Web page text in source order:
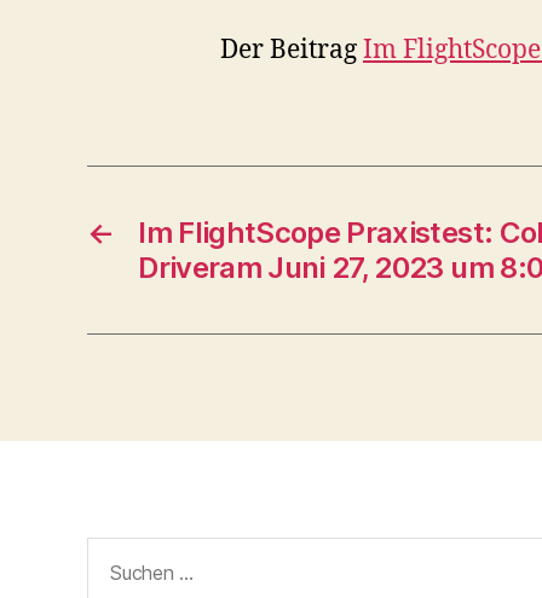
Der BeitragIm
←
Im FlightScope Praxistest:
Driveram Juni 27, 2023 um
nach: